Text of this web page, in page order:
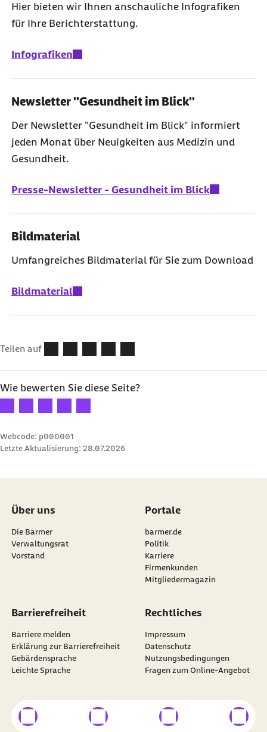
Hier bieten wir Ihnen anschauliche Infografiken
für Ihre Berichterstattung.
Infografiken
Newsletter "Gesundheit im Blick"
Der Newsletter "Gesundheit im Blick" informiert
jeden Monat über Neuigkeiten aus Medizin und
Gesundheit.
Presse-Newsletter - Gesundheit im Blick
Bildmaterial
Umfangreiches Bildmaterial für Sie zum Download
Bildmaterial
Teilen auf
Wie bewerten Sie diese Seite?
Ihre Bewertung: 1 Stern
Ihre Bewertung: 2 Sterne
Ihre Bewertung: 3 Sterne
Ihre Bewertung: 4 Sterne
Ihre Bewertung: 5 Sterne
Webcode: p000001
Letzte Aktualisierung: 28.07.2026
Über uns
Die Barmer
Verwaltungsrat
Vorstand
Portale
barmer.de
Politik
Karriere
Firmenkunden
Mitgliedermagazin
Barrierefreiheit
Barriere melden
Erklärung zur Barrierefreiheit
Gebärdensprache
Leichte Sprache
Rechtliches
Impressum
Datenschutz
Nutzungsbedingungen
Fragen zum Online-Angebot
Besuchen Sie dieBARMER auf
externer Link externer Link externer Link